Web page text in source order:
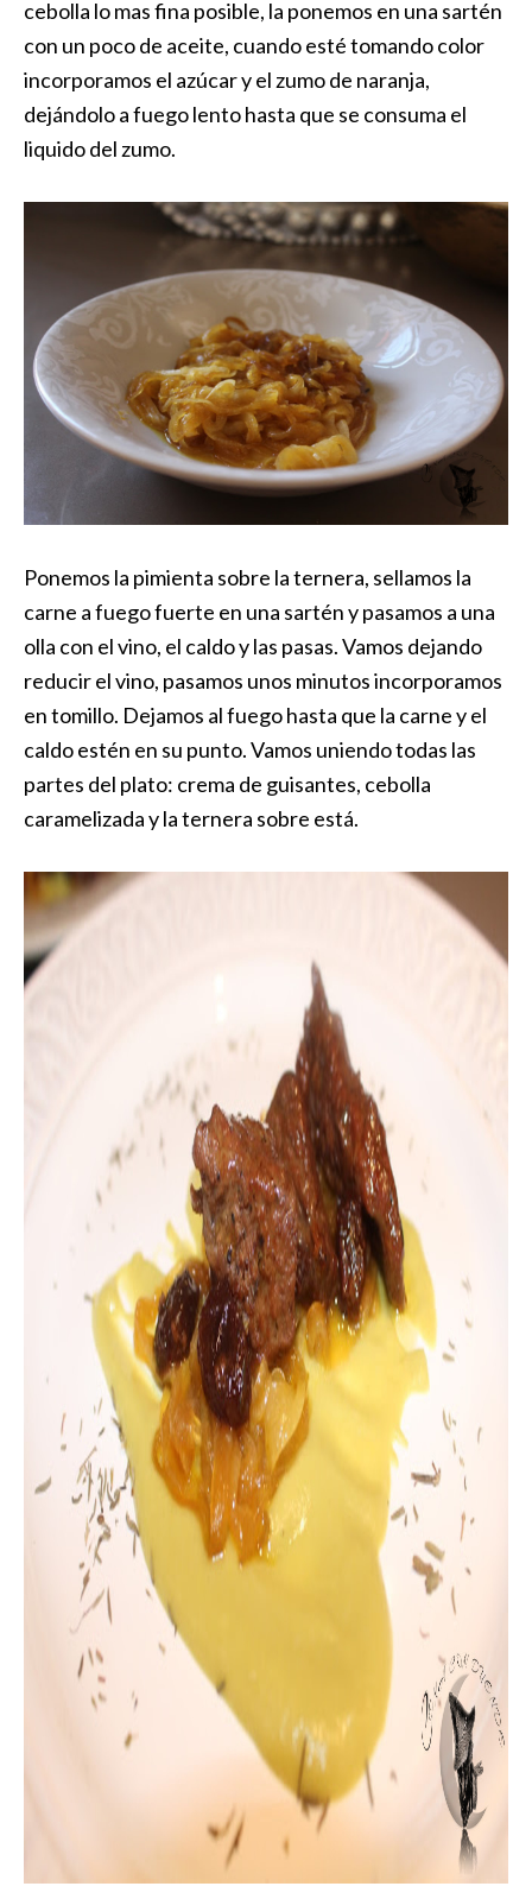
cebolla lo mas fina posible, la ponemos en una sartén
con un poco de aceite, cuando esté tomando color
incorporamos el azúcar y el zumo de naranja,
dejándolo a fuego lento hasta que se consuma el
liquido del zumo.
Ponemos la pimienta sobre la ternera, sellamos la
carne a fuego fuerte en una sartén y pasamos a una
olla con el vino, el caldo y las pasas. Vamos dejando
reducir el vino, pasamos unos minutos incorporamos
en tomillo. Dejamos al fuego hasta que la carne y el
caldo estén en su punto. Vamos uniendo todas las
partes del plato: crema de guisantes, cebolla
caramelizada y la ternera sobre está.